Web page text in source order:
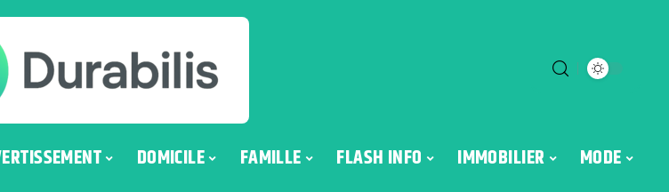
DOMICILE FAMILLE FLASH INFO IMMOBILIER MODE